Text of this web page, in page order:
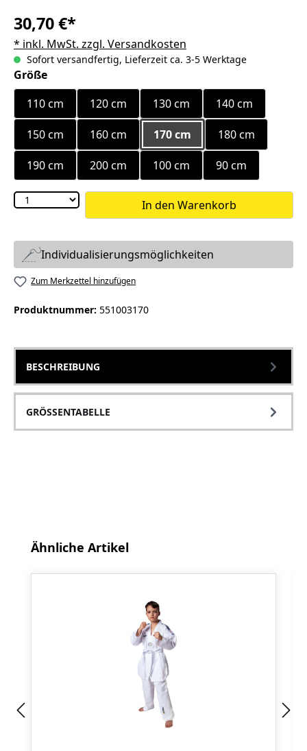
30,70 €*
* inkl. MwSt. zzgl. Versandkosten
Sofort versandfertig, Lieferzeit ca. 3-5 Werktage
Größeauswählen
110 cm
120 cm 130 cm 140 cm
150 cm 160 cm 170 cm 180 cm
190 cm 200 cm 100 cm 90 cm
In den Warenkorb
Individualisierungsmöglichkeiten
Zum Merkzettel hinzufügen
Produktnummer: 551003170
BESCHREIBUNG
GRÖSSENTABELLE
Produktgalerie überspringen
Ähnliche Artikel